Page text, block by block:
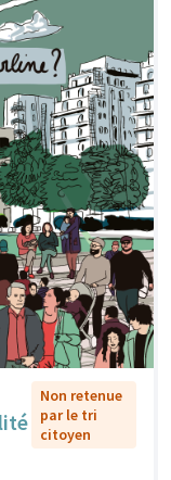
Non retenue
par le tri
citoyen